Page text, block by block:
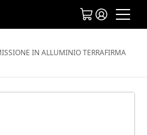
IN ALLUMINIO TERRAFIRMA